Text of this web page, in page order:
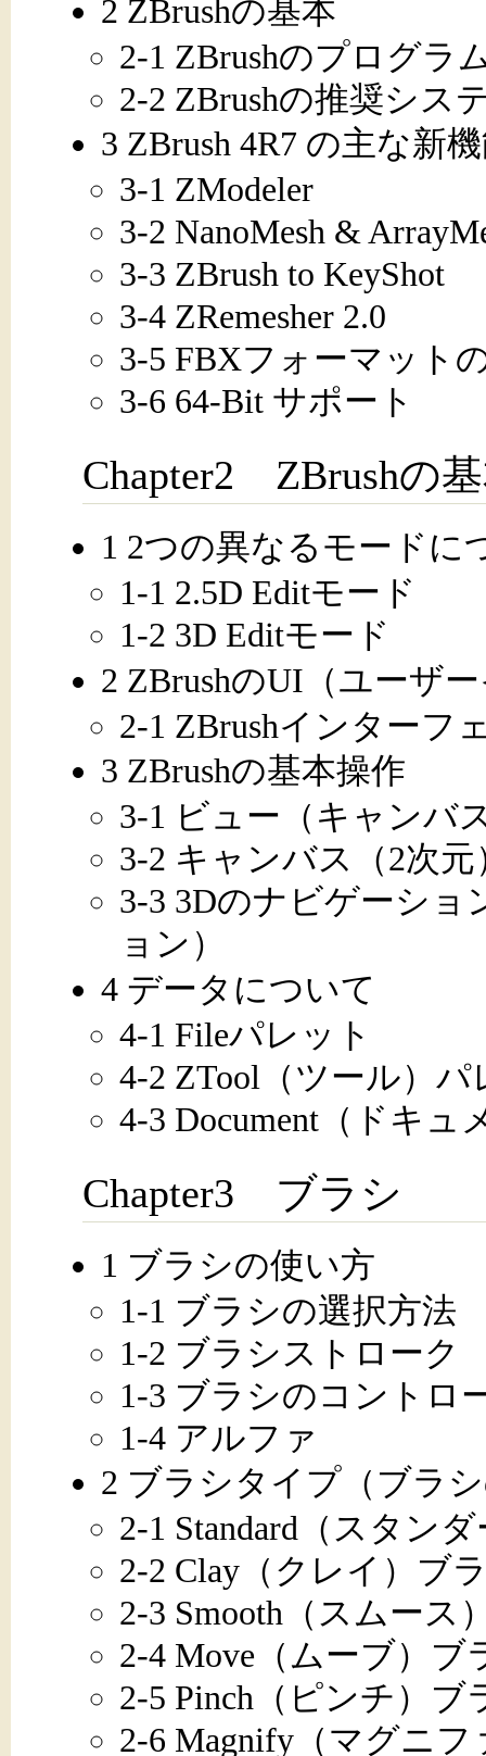
2 ZBrushの基本
2-1 ZBrushのプログラ
2-2 ZBrushの推奨シス
3 ZBrush 4R7 の主な新
3-1 ZModeler
3-2 NanoMesh &
3-3 ZBrush to KeyShot
3-4 ZRemesher 2.0
3-5 FBXフォーマット
3-6 64-Bit サポート
Chapter2 ZBrushの
1 2つの異なるモードに
1-1 2.5D Editモード
1-2 3D Editモード
2 ZBrushのUI（ユーザ
2-1 ZBrushインターフ
3 ZBrushの基本操作
3-1 ビュー（キャンバ
3-2 キャンバス（2次
3-3 3Dのナビゲーショ
ョン）
4 データについて
4-1 Fileパレット
4-2 ZTool（ツール）パ
4-3 Document（ドキュ
Chapter3 ブラシ
1 ブラシの使い方
1-1 ブラシの選択方法
1-2 ブラシストローク
1-3 ブラシのコントロ
1-4 アルファ
2 ブラシタイプ（ブラ
2-1 Standard（スタン
2-2 Clay（クレイ）ブ
2-3 Smooth（スムース
2-4 Move（ムーブ）ブ
2-5 Pinch（ピンチ）ブ
2-6 Magnify（マグニ